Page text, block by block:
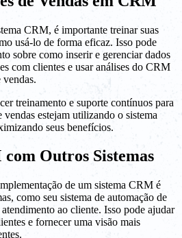
CRM, é importante treinar suas
usá-lo de forma eficaz. Isso pode
sobre como inserir e gerenciar dados
com clientes e usar análises do CRM
vendas.
treinamento e suporte contínuos para
vendas estejam utilizando o sistema
seus benefícios.
Outros Sistemas
de um sistema CRM é
como seu sistema de automação de
ao cliente. Isso pode ajudar
e fornecer uma visão mais